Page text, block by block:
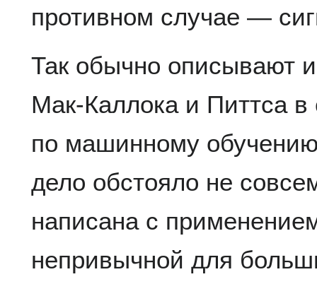
противном случае —
Так обычно описывают
Мак-Каллока и Питтса в
по машинному
дело обстояло не
написана с
непривычной для